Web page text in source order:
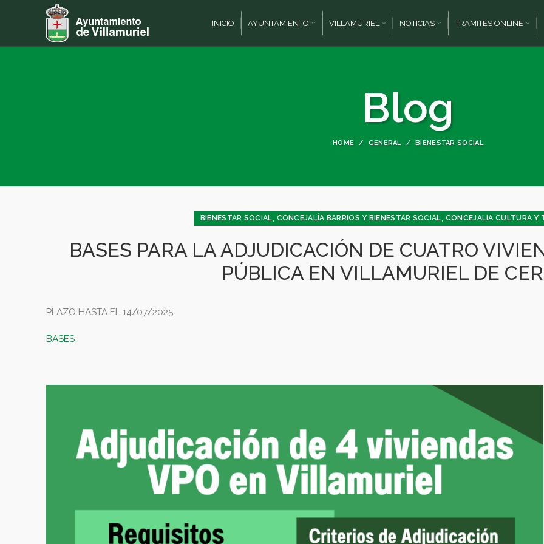
INICIO AYUNTAMIENTO VILLAMURIEL NOTICIAS TRÁMITES ONLINE
Blog
HOME GENERAL BIENESTAR SOCIAL
BIENESTAR SOCIAL CONCEJALÍA BARRIOS Y BIENESTAR SOCIAL CONCEJALIA CULTURA Y
BASES PARA LA ADJUDICACIÓN DE CUATRO
PÚBLICA EN VILLAMURIEL DE
PLAZO HASTA EL 14/07/2025
BASES